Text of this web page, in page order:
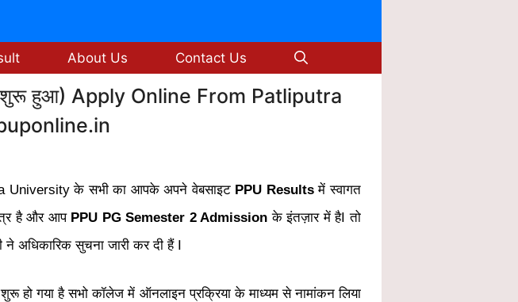
About Us Contact Us
हुआ) Apply Online From Patliputra
University के सभी का आपके अपने वेबसाइट PPU Resultsमें स्वागत
है और आप PPU PG Semester 2 Admission के इंतज़ार में हैI तो
अधिकारिक सुचना जारी कर दी हैं I
गया है सभो कॉलेज में ऑनलाइन प्रक्रिया के माध्यम से नामांकन लिया